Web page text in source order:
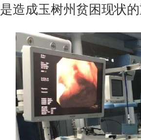
是造成玉树州贫困现状的